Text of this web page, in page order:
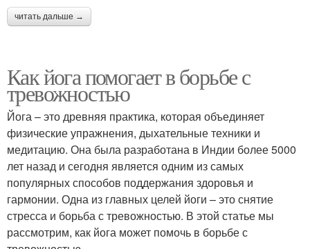
читать дальше →
Как йога помогает в борьбе с
тревожностью
Йога – это древняя практика, которая объединяет
физические упражнения, дыхательные техники и
медитацию. Она была разработана в Индии более 5000
лет назад и сегодня является одним из самых
популярных способов поддержания здоровья и
гармонии. Одна из главных целей йоги – это снятие
стресса и борьба с тревожностью. В этой статье мы
рассмотрим, как йога может помочь в борьбе с